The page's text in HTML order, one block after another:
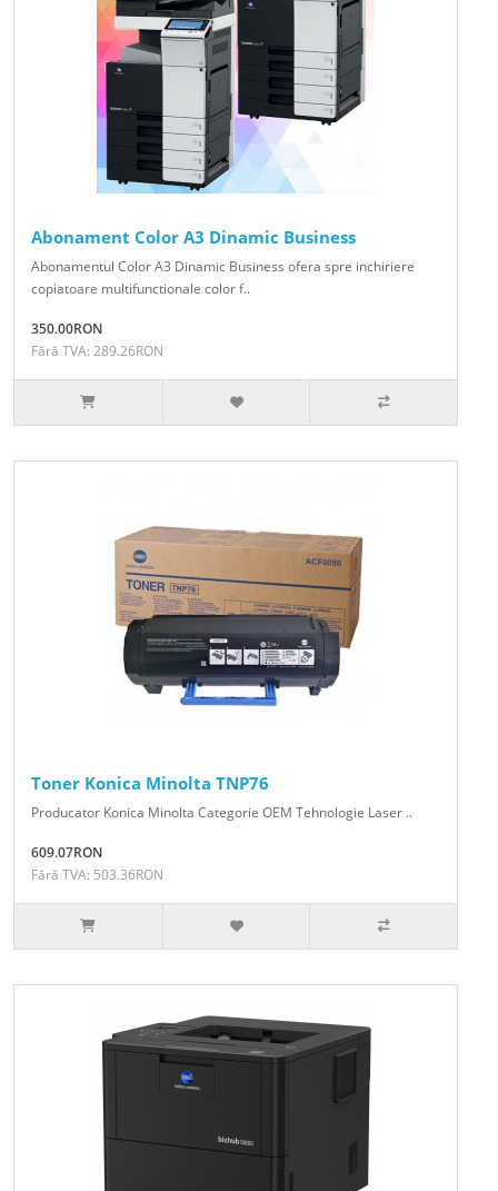
Abonament Color A3 Dinamic Business
Abonamentul Color A3 Dinamic Business ofera spre inchiriere
copiatoare multifunctionale color f..
350.00RON
Fără TVA: 289.26RON
Toner Konica Minolta TNP76
Producator Konica Minolta Categorie OEM Tehnologie Laser ..
609.07RON
Fără TVA: 503.36RON